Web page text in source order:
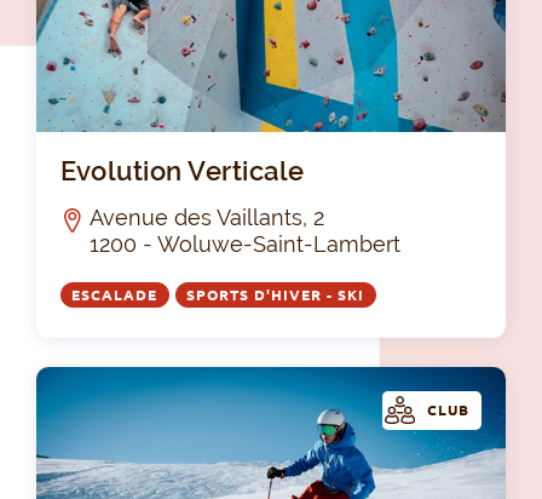
Evolution Verticale
Avenue des Vaillants, 2
1200 - Woluwe-Saint-Lambert
ESCALADE SPORTS D'HIVER - SKI
CLUB